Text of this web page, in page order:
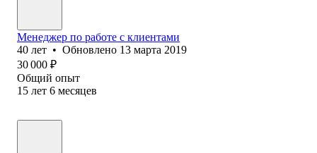
Менеджер по работе с клиентами
40 лет • Обновлено 13 марта 2019
30 000 ₽
Общий опыт
15 лет 6 месяцев